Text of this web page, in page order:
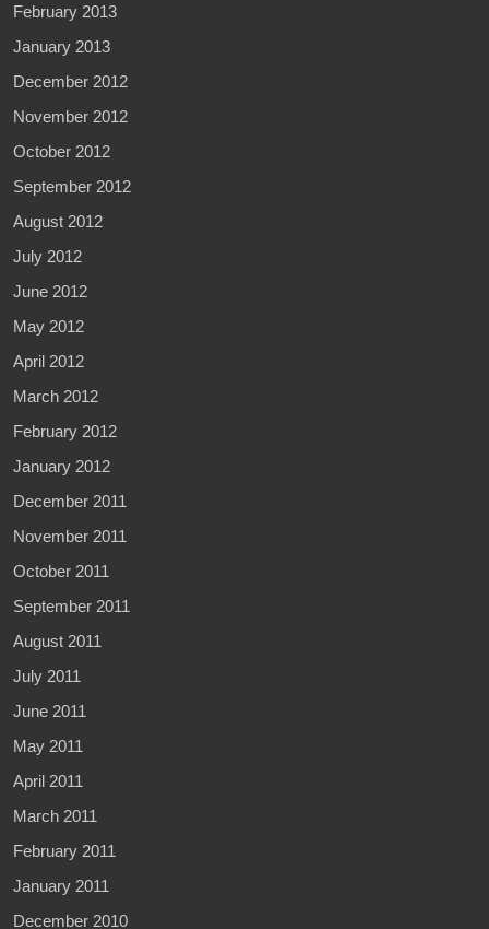
February 2013
January 2013
December 2012
November 2012
October 2012
September 2012
August 2012
July 2012
June 2012
May 2012
April 2012
March 2012
February 2012
January 2012
December 2011
November 2011
October 2011
September 2011
August 2011
July 2011
June 2011
May 2011
April 2011
March 2011
February 2011
January 2011
December 2010